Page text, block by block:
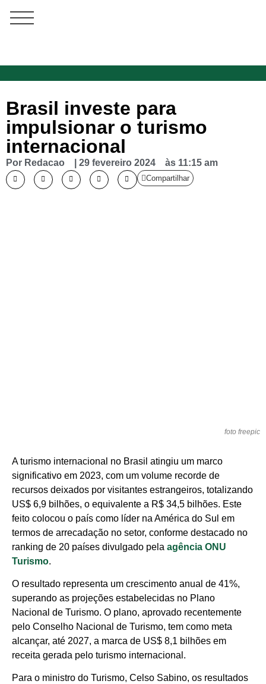
Brasil investe para
impulsionar o turismo
internacional
Por Redacao 29 fevereiro 2024 às 11:15 am
Compartilhar
foto freepic
A turismo internacional no Brasil atingiu um marco
significativo em 2023, com um volume recorde de
recursos deixados por visitantes estrangeiros, totalizando
US$ 6,9 bilhões, o equivalente a R$ 34,5 bilhões. Este
feito colocou o país como líder na América do Sul em
termos de arrecadação no setor, conforme destacado no
ranking de 20 países divulgado pela agência ONU
Turismo.
O resultado representa um crescimento anual de 41%,
superando as projeções estabelecidas no Plano
Nacional de Turismo. O plano, aprovado recentemente
pelo Conselho Nacional de Turismo, tem como meta
alcançar, até 2027, a marca de US$ 8,1 bilhões em
receita gerada pelo turismo internacional.
Para o ministro do Turismo, Celso Sabino, os resultados